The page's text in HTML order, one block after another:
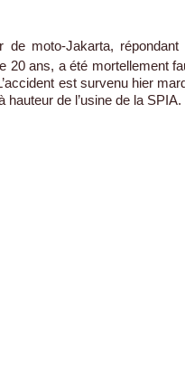
de moto-Jakarta,
20 ans, a été mortellement
est survenu hier
hauteur de l’usine de la SPIA.